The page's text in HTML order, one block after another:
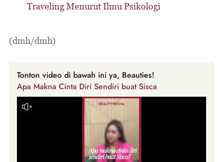
Traveling Menurut Ilmu Psikologi
(dmh/dmh)
Tonton video di bawah ini ya, Beauties!
Apa Makna Cinta Diri Sendiri buat Sisca